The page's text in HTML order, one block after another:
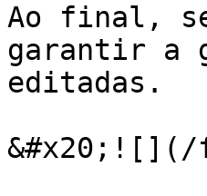
Ao final,
garantir a
editadas.
&#x20;![](/